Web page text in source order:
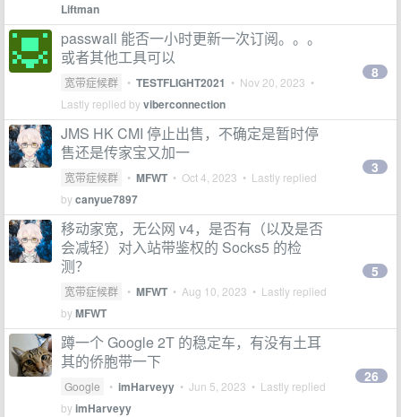
Liftman
passwall 能否一小时更新一次订阅。。。
或者其他工具可以
宽带症候群 • TESTFLIGHT2021 • Nov 20, 2023 •
Lastly replied byviberconnection
8
JMS HK CMI 停止出售，不确定是暂时停
售还是传家宝又加一
宽带症候群 • MFWT • Oct 4, 2023 • Lastly replied
bycanyue7897
3
移动家宽，无公网 v4，是否有（以及是否
会减轻）对入站带鉴权的 Socks5 的检
测？
宽带症候群 • MFWT • Aug 10, 2023 • Lastly replied
byMFWT
5
蹲一个 Google 2T 的稳定车，有没有土耳
其的侨胞带一下
Google • imHarveyy • Jun 5, 2023 • Lastly replied
byimHarveyy
26